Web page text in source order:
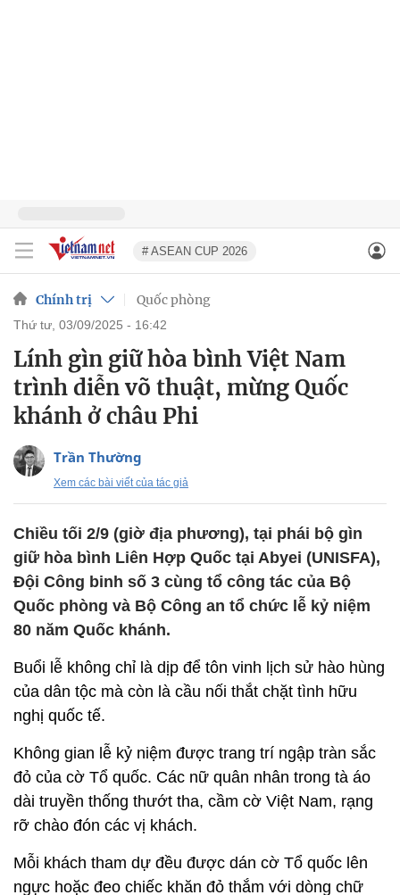
# ASEAN CUP 2026
Chính trị Quốc phòng
thứ tư, 03/09/2025 - 16:42
Lính gìn giữ hòa bình Việt Nam
trình diễn võ thuật, mừng Quốc
khánh ở châu Phi
Trần Thường
Xem các bài viết của tác giả
Chiều tối 2/9 (giờ địa phương), tại phái bộ gìn
giữ hòa bình Liên Hợp Quốc tại Abyei (UNISFA),
Đội Công binh số 3 cùng tổ công tác của Bộ
Quốc phòng và Bộ Công an tổ chức lễ kỷ niệm
80 năm Quốc khánh.
Buổi lễ không chỉ là dịp để tôn vinh lịch sử hào hùng
của dân tộc mà còn là cầu nối thắt chặt tình hữu
nghị quốc tế.
Không gian lễ kỷ niệm được trang trí ngập tràn sắc
đỏ của cờ Tổ quốc. Các nữ quân nhân trong tà áo
dài truyền thống thướt tha, cầm cờ Việt Nam, rạng
rỡ chào đón các vị khách.
Mỗi khách tham dự đều được dán cờ Tổ quốc lên
ngực hoặc đeo chiếc khăn đỏ thắm với dòng chữ